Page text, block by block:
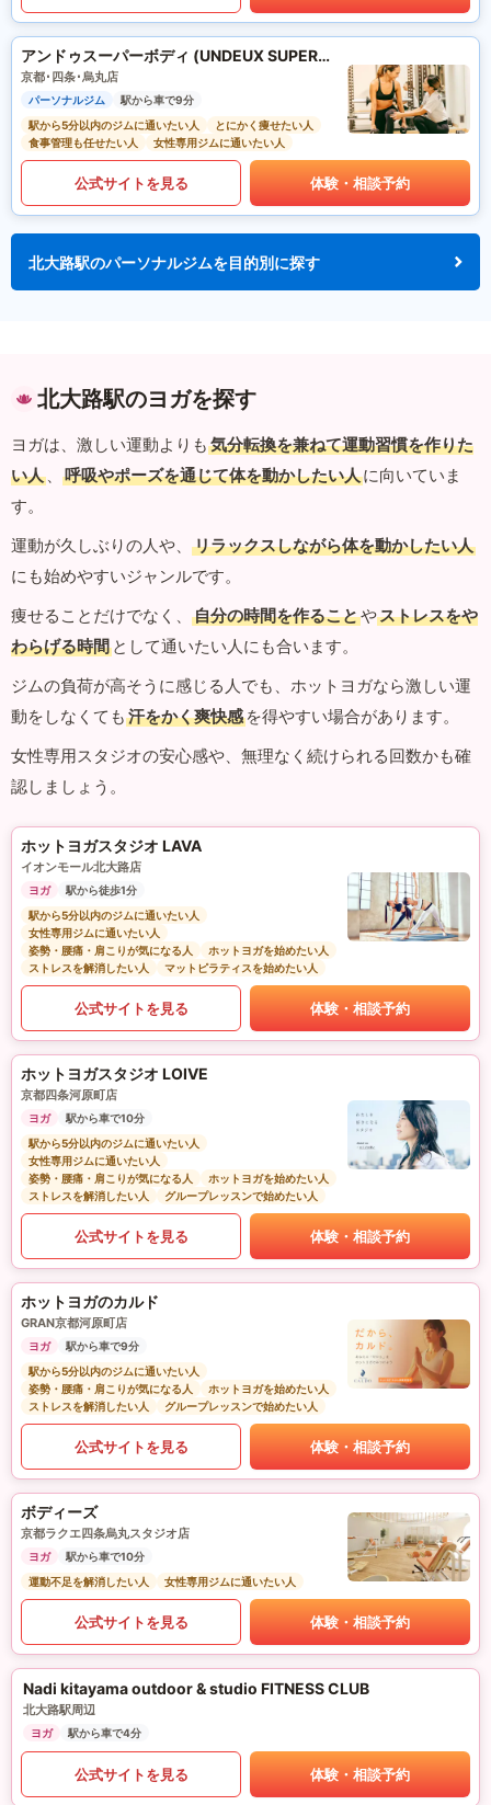
アンドゥスーパーボディ (UNDEUX SUPERBODY)
京都･四条･烏丸店
パーソナルジム
駅から車で9分
駅から5分以内のジムに通いたい人
とにかく痩せたい人
食事管理も任せたい人
女性専用ジムに通いたい人
公式サイトを見る 体験・相談予約
北大路駅のパーソナルジムを目的別に探す
北大路駅のヨガを探す
ヨガは、激しい運動よりも 気分転換を兼ねて運動習慣を作りた
い人 、 呼吸やポーズを通じて体を動かしたい人に向いていま
す。
運動が久しぶりの人や、
リラックスしながら体を動かしたい人
にも始めやすいジャンルです。
痩せることだけでなく、
自分の時間を作ることやストレスをや
わらげる時間 として通いたい人にも合います。
ジムの負荷が高そうに感じる人でも、ホットヨガなら激しい運
動をしなくても 汗をかく爽快感 を得やすい場合があります。
女性専用スタジオの安心感や、無理なく続けられる回数かも確
認しましょう。
ホットヨガスタジオ LAVA
イオンモール北大路店
ヨガ
駅から徒歩1分
駅から5分以内のジムに通いたい人
女性専用ジムに通いたい人
姿勢・腰痛・肩こりが気になる人
ホットヨガを始めたい人
ストレスを解消したい人
マットピラティスを始めたい人
公式サイトを見る 体験・相談予約
ホットヨガスタジオ LOIVE
京都四条河原町店
ヨガ
駅から車で10分
駅から5分以内のジムに通いたい人
女性専用ジムに通いたい人
姿勢・腰痛・肩こりが気になる人
ホットヨガを始めたい人
ストレスを解消したい人
グループレッスンで始めたい人
公式サイトを見る 体験・相談予約
ホットヨガのカルド
GRAN京都河原町店
ヨガ
駅から車で9分
駅から5分以内のジムに通いたい人
姿勢・腰痛・肩こりが気になる人
ホットヨガを始めたい人
ストレスを解消したい人
グループレッスンで始めたい人
公式サイトを見る 体験・相談予約
ボディーズ
京都ラクエ四条烏丸スタジオ店
ヨガ
駅から車で10分
運動不足を解消したい人
女性専用ジムに通いたい人
公式サイトを見る 体験・相談予約
Nadi kitayama outdoor & studio FITNESS CLUB
北大路駅周辺
ヨガ 駅から車で4分
公式サイトを見る 体験・相談予約